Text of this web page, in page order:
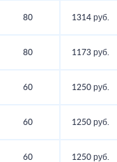
80 1314 руб.
80 1173 руб.
60 1250 руб.
60 1250 руб.
60 1250 руб.